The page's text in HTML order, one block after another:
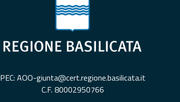
PEC: AOO-giunta@cert.regione.basilicata.it
C.F. 80002950766